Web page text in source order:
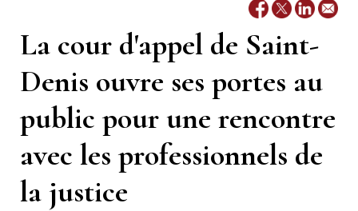
La cour d'appel de Saint-
Denis ouvre ses portes au
public pour une rencontre
avec les professionnels de
la justice